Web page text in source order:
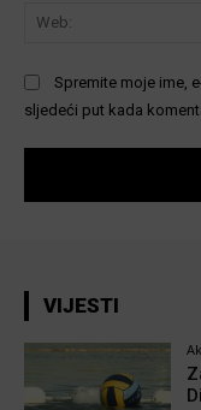
Spremite moje ime,
sljedeći put kada
VIJESTI